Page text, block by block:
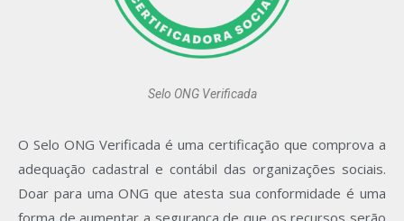
Selo ONG Verificada
O Selo ONG Verificada é uma certificação que comprova a
adequação cadastral e contábil das organizações sociais.
Doar para uma ONG que atesta sua conformidade é uma
forma de aumentar a segurança de que os recursos serão